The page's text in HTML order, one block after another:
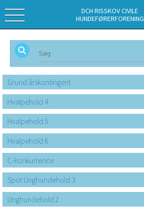
DCH RISSKOV CIVILE
HUNDEFØRERFORENING
Grund årskontingent
Hvalpehold 4
Hvalpehold 5
Hvalpehold 6
C-konkurrence
Spot Unghundehold 3
Unghundehold 2